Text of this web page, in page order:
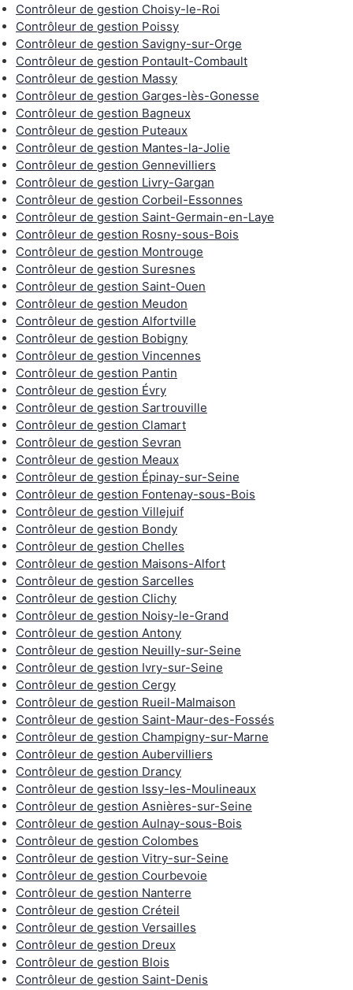
Contrôleur de gestion Choisy-le-Roi
Contrôleur de gestion Poissy
Contrôleur de gestion Savigny-sur-Orge
Contrôleur de gestion Pontault-Combault
Contrôleur de gestion Massy
Contrôleur de gestion Garges-lès-Gonesse
Contrôleur de gestion Bagneux
Contrôleur de gestion Puteaux
Contrôleur de gestion Mantes-la-Jolie
Contrôleur de gestion Gennevilliers
Contrôleur de gestion Livry-Gargan
Contrôleur de gestion Corbeil-Essonnes
Contrôleur de gestion Saint-Germain-en-Laye
Contrôleur de gestion Rosny-sous-Bois
Contrôleur de gestion Montrouge
Contrôleur de gestion Suresnes
Contrôleur de gestion Saint-Ouen
Contrôleur de gestion Meudon
Contrôleur de gestion Alfortville
Contrôleur de gestion Bobigny
Contrôleur de gestion Vincennes
Contrôleur de gestion Pantin
Contrôleur de gestion Évry
Contrôleur de gestion Sartrouville
Contrôleur de gestion Clamart
Contrôleur de gestion Sevran
Contrôleur de gestion Meaux
Contrôleur de gestion Épinay-sur-Seine
Contrôleur de gestion Fontenay-sous-Bois
Contrôleur de gestion Villejuif
Contrôleur de gestion Bondy
Contrôleur de gestion Chelles
Contrôleur de gestion Maisons-Alfort
Contrôleur de gestion Sarcelles
Contrôleur de gestion Clichy
Contrôleur de gestion Noisy-le-Grand
Contrôleur de gestion Antony
Contrôleur de gestion Neuilly-sur-Seine
Contrôleur de gestion Ivry-sur-Seine
Contrôleur de gestion Cergy
Contrôleur de gestion Rueil-Malmaison
Contrôleur de gestion Saint-Maur-des-Fossés
Contrôleur de gestion Champigny-sur-Marne
Contrôleur de gestion Aubervilliers
Contrôleur de gestion Drancy
Contrôleur de gestion Issy-les-Moulineaux
Contrôleur de gestion Asnières-sur-Seine
Contrôleur de gestion Aulnay-sous-Bois
Contrôleur de gestion Colombes
Contrôleur de gestion Vitry-sur-Seine
Contrôleur de gestion Courbevoie
Contrôleur de gestion Nanterre
Contrôleur de gestion Créteil
Contrôleur de gestion Versailles
Contrôleur de gestion Dreux
Contrôleur de gestion Blois
Contrôleur de gestion Saint-Denis